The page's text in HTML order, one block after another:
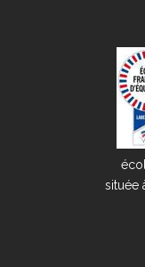
située